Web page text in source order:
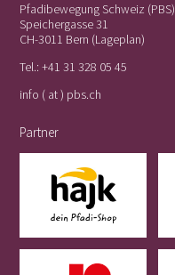
Pfadibewegung Schweiz (PBS)
Speichergasse 31
CH-3011 Bern (Lageplan)
Tel.:+41 31 328 05 45
info ( at ) pbs.ch
Partner